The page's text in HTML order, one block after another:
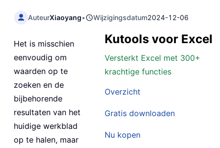
AuteurXiaoyang• Wijzigingsdatum2024-12-06
Kutools voor Excel
Versterkt Excel met 300+
krachtige functies
Overzicht
Gratis downloaden
Nu kopen
Het is misschien
eenvoudig om
waarden op te
zoeken en de
bijbehorende
resultaten van het
huidige werkblad
op te halen, maar